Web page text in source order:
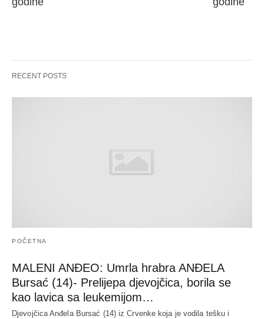
RECENT POSTS
POČETNA
MALENI ANĐEO: Umrla hrabra ANĐELA
Bursać (14)- Prelijepa djevojčica, borila se
kao lavica sa leukemijom…
Djevojčica Anđela Bursać (14) iz Crvenke koja je vodila tešku i